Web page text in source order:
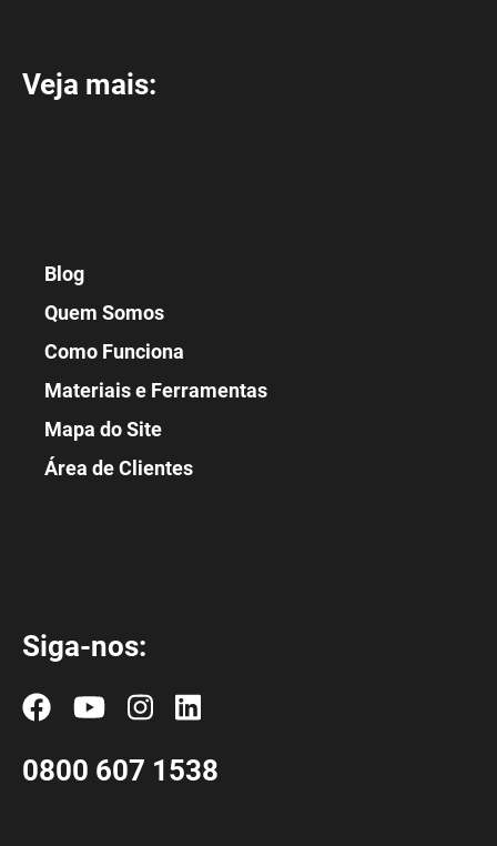
Veja mais:
Blog
Quem Somos
Como Funciona
Materiais e Ferramentas
Mapa do Site
Área de Clientes
Siga-nos:
0800 607 1538